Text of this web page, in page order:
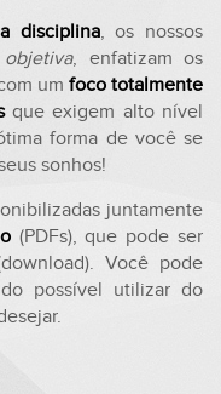
disciplina, os nossos
objetiva, enfatizam os
um foco totalmente
que exigem alto nível
forma de você se
sonhos!
juntamente
(PDFs), que pode ser
Você pode
possível utilizar do